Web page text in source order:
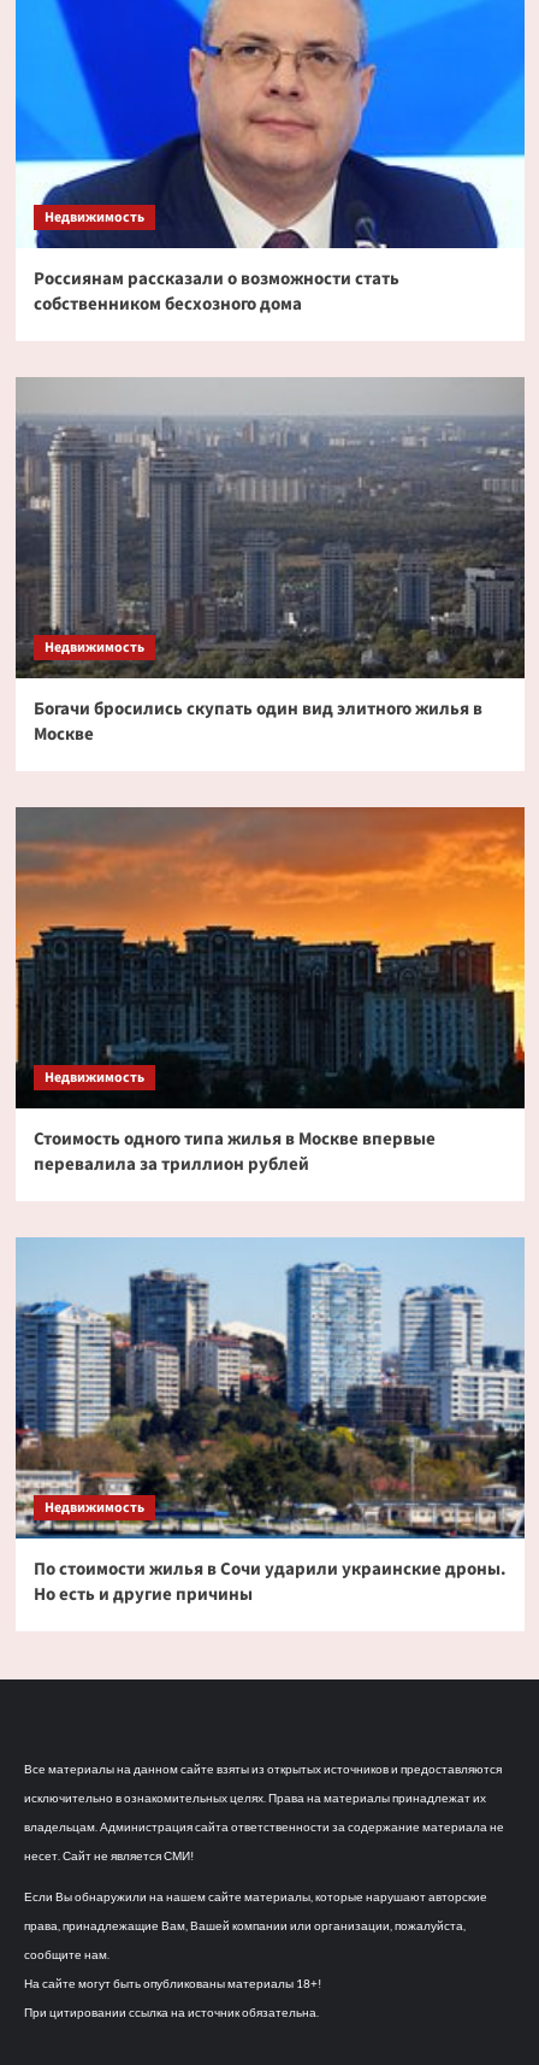
Недвижимость
Россиянам рассказали о возможности стать
собственником бесхозного дома
Недвижимость
Богачи бросились скупать один вид элитного жилья в
Москве
Недвижимость
Стоимость одного типа жилья в Москве впервые
перевалила за триллион рублей
Недвижимость
По стоимости жилья в Сочи ударили украинские дроны.
Но есть и другие причины
Все материалы на данном сайте взяты из открытых источников и предоставляются
исключительно в ознакомительных целях. Права на материалы принадлежат их
владельцам. Администрация сайта ответственности за содержание материала не
несет. Сайт не является СМИ!
Если Вы обнаружили на нашем сайте материалы, которые нарушают авторские
права, принадлежащие Вам, Вашей компании или организации, пожалуйста,
сообщите нам.
На сайте могут быть опубликованы материалы 18+!
При цитировании ссылка на источник обязательна.